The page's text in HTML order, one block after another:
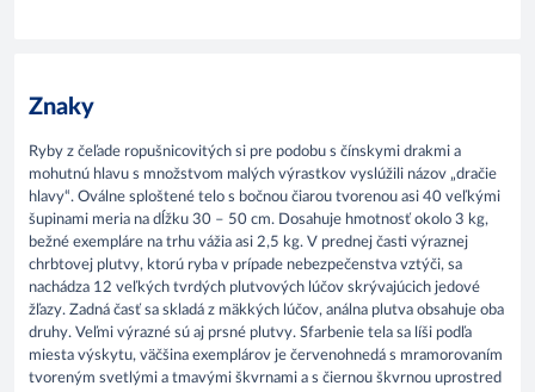
Znaky
Ryby z čeľade ropušnicovitých si pre podobu s čínskymi drakmi a
mohutnú hlavu s množstvom malých výrastkov vyslúžili názov „dračie
hlavy“. Oválne sploštené telo s bočnou čiarou tvorenou asi 40 veľkými
šupinami meria na dĺžku 30 – 50 cm. Dosahuje hmotnosť okolo 3 kg,
bežné exempláre na trhu vážia asi 2,5 kg. V prednej časti výraznej
chrbtovej plutvy, ktorú ryba v prípade nebezpečenstva vztýči, sa
nachádza 12 veľkých tvrdých plutvových lúčov skrývajúcich jedové
žľazy. Zadná časť sa skladá z mäkkých lúčov, análna plutva obsahuje oba
druhy. Veľmi výrazné sú aj prsné plutvy. Sfarbenie tela sa líši podľa
miesta výskytu, väčšina exemplárov je červenohnedá s mramorovaním
tvoreným svetlými a tmavými škvrnami a s čiernou škvrnou uprostred